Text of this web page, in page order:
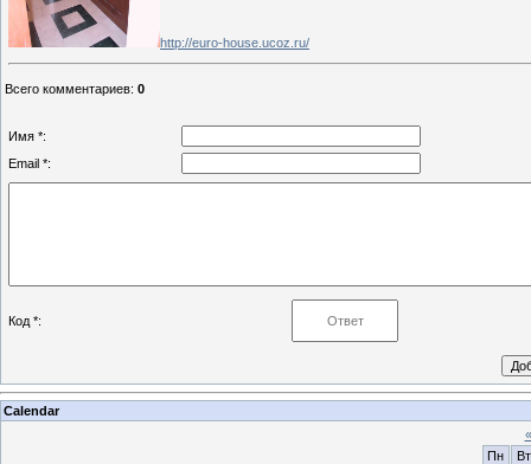
http://euro-house.ucoz.ru/
Всего комментариев: 0
Имя *:
Email *:
Код *:
Calendar
«
Пн
Вт